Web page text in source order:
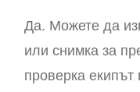
Да. Можете да
или снимка за
проверка